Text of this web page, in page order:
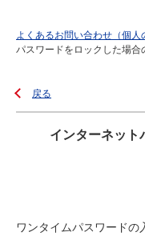
よくあるお問い合わせ（個人
パスワードをロックした場合
戻る
インターネット
ワンタイムパスワード